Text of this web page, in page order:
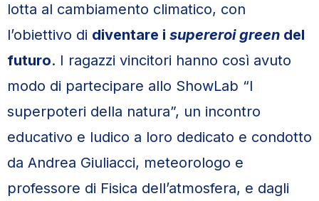
lotta al cambiamento climatico, con
l’obiettivo di diventare i supereroi green del
futuro. I ragazzi vincitori hanno così avuto
modo di partecipare allo ShowLab “I
superpoteri della natura”, un incontro
educativo e ludico a loro dedicato e condotto
da Andrea Giuliacci, meteorologo e
professore di Fisica dell’atmosfera, e dagli